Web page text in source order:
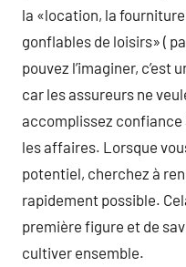
la «location, la
gonflables de loisirs» (
pouvez l’imaginer, c’est
car les assureurs ne
accomplissez
les affaires. Lorsque
potentiel, cherchez à
rapidement possible.
première figure et de
cultiver ensemble.